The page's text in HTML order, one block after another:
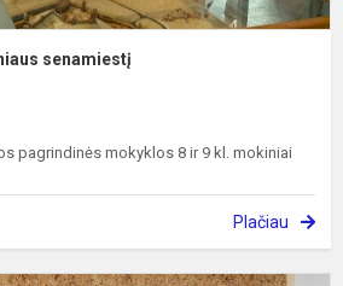
senamiestį
pagrindinės mokyklos 8 ir 9 kl. mokiniai
Plačiau